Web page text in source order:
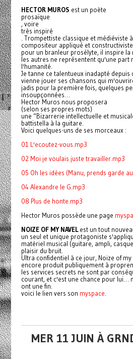
HECTOR MUROS est un poète
prosaïque
, voire
très inspiré
. Trompettiste classique et médiéviste
compositeur appliqué et
pour un branleur prosélyte, il inspire la
les autres ne représentent qu'une part
l'humanité.
Je tanne ce talentueux inadapté depuis
vienne jouer ses chansons qui
jadis pour la première fois, quelques
insoupçonnées…
Hector Muros nous proposera
(selon ses propres mots)
une “Bizarrerie intellectuelle et
battistella à la guitare.
Voici quelques-uns de ses morceaux :
01 L'ecoutez-vous.mp3
02 Moi je voulais juste travailler.mp3
05 Oh les idées (Manu, prends garde
04 Alexandre le G.mp3
08 Plus de honte.mp3
Hector Muros possède une page
NOIZE OF MY NAVELest un tout
un seul et unique protagoniste
matériel musical (guitare, ampli,
plaisir du bruit.
Ultra confidentiel à ce jour, Noize of
encore produit publiquement à
les services secrets ne sont par
courant, et c'est une chance pour lui…
ont une fin.
voici le lien vers son myspace
MER 11 JUIN À